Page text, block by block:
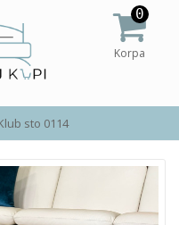
0
Korpa
sto 0114